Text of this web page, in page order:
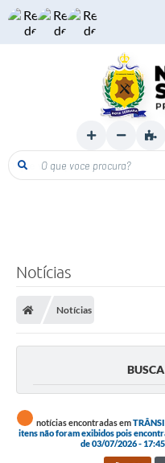
O que voce procura?
Notícias
Notícias
notícias encontradas em
itens não foram exibidos pois
de 03/07/2026 -